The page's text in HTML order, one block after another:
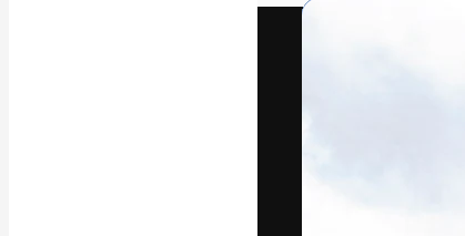
動画
最高のク
ットフォ
店、スタ